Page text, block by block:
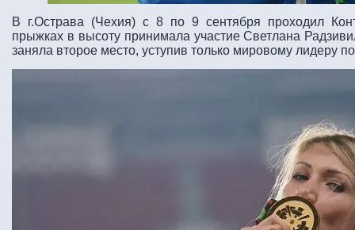
В г.Острава (Чехия) с 8 по 9 сентября проходил
прыжках в высоту принимала участие Светлана
заняла второе место, уступив только мировому лидеру